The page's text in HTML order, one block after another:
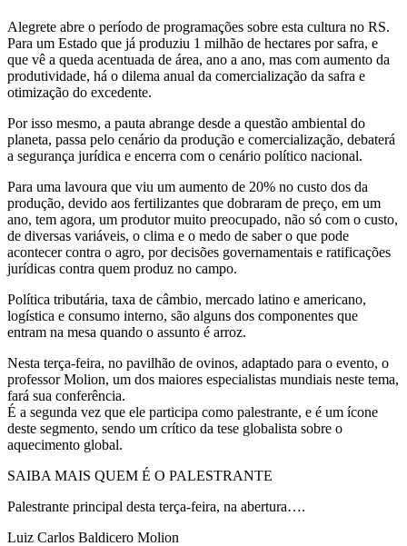
Alegrete abre o período de programações sobre esta cultura no RS.
Para um Estado que já produziu 1 milhão de hectares por safra, e
que vê a queda acentuada de área, ano a ano, mas com aumento da
produtividade, há o dilema anual da comercialização da safra e
otimização do excedente.
Por isso mesmo, a pauta abrange desde a questão ambiental do
planeta, passa pelo cenário da produção e comercialização, debaterá
a segurança jurídica e encerra com o cenário político nacional.
Para uma lavoura que viu um aumento de 20% no custo dos da
produção, devido aos fertilizantes que dobraram de preço, em um
ano, tem agora, um produtor muito preocupado, não só com o custo,
de diversas variáveis, o clima e o medo de saber o que pode
acontecer contra o agro, por decisões governamentais e ratificações
jurídicas contra quem produz no campo.
Política tributária, taxa de câmbio, mercado latino e americano,
logística e consumo interno, são alguns dos componentes que
entram na mesa quando o assunto é arroz.
Nesta terça-feira, no pavilhão de ovinos, adaptado para o evento, o
professor Molion, um dos maiores especialistas mundiais neste tema,
fará sua conferência.
É a segunda vez que ele participa como palestrante, e é um ícone
deste segmento, sendo um crítico da tese globalista sobre o
aquecimento global.
SAIBA MAIS QUEM É O PALESTRANTE
Palestrante principal desta terça-feira, na abertura….
Luiz Carlos Baldicero Molion